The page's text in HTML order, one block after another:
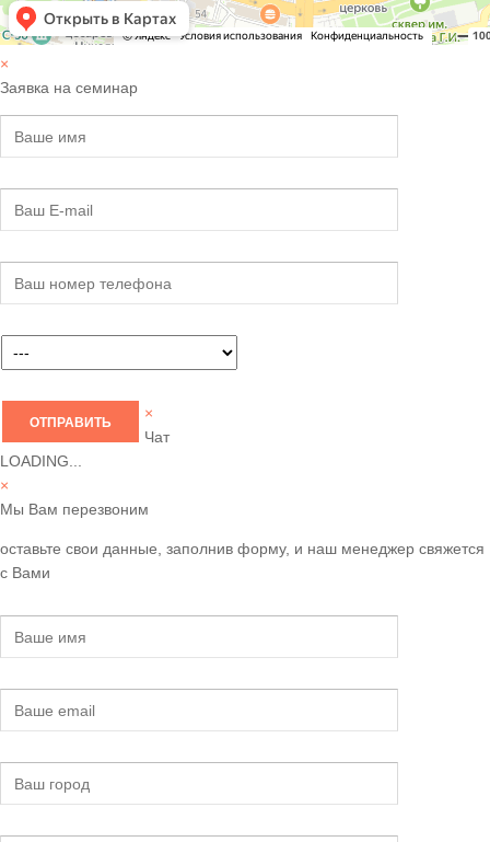
×
Заявка на семинар
×
Чат
LOADING...
×
Мы Вам перезвоним
оставьте свои данные, заполнив форму, и наш менеджер свяжется
с Вами